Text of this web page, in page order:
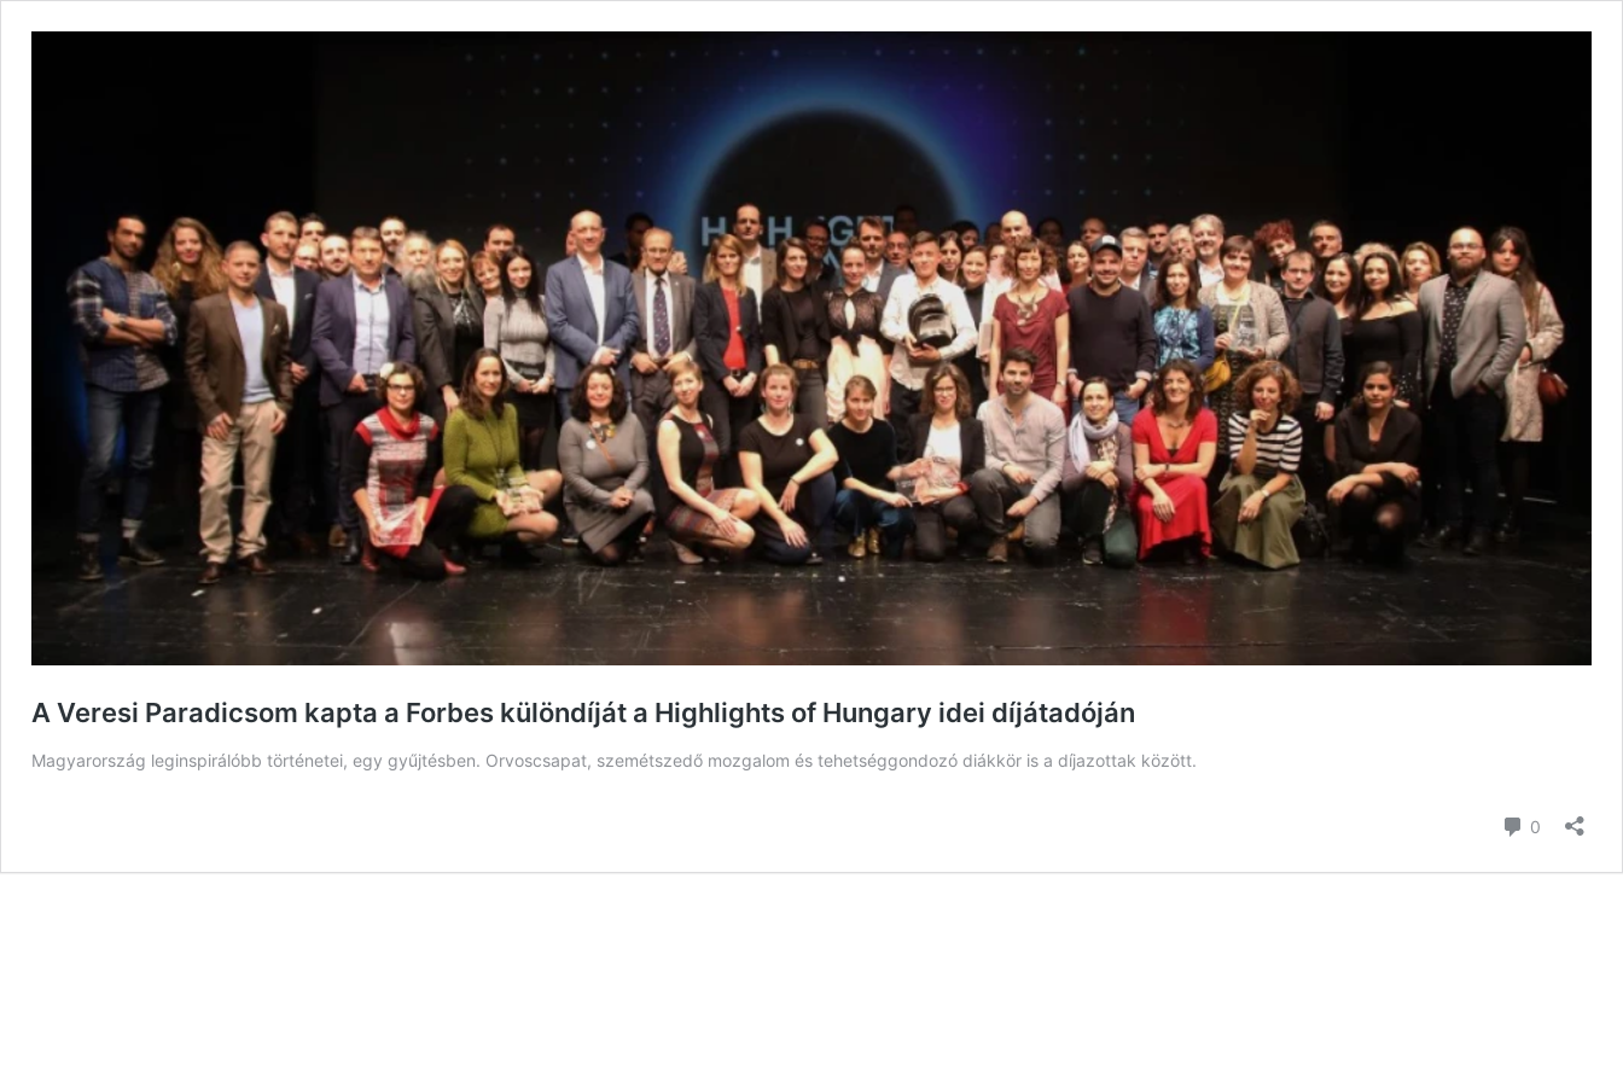
A Veresi Paradicsom kapta a Forbes különdíját a Highlights of Hungary idei díjátadóján
Magyarország leginspirálóbb történetei, egy gyűjtésben. Orvoscsapat, szemétszedő mozgalom és tehetséggondozó diákkör is a díjazottak között.
0